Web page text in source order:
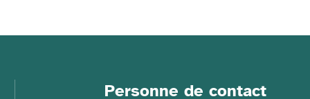
Personne de contact